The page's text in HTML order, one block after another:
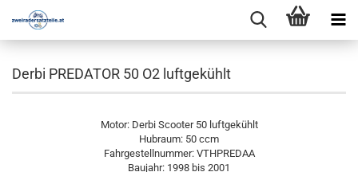
Derbi PREDATOR 50 O2 luftgekühlt
Motor: Derbi Scooter 50 luftgekühlt
Hubraum: 50 ccm
Fahrgestellnummer: VTHPREDAA
Baujahr: 1998 bis 2001